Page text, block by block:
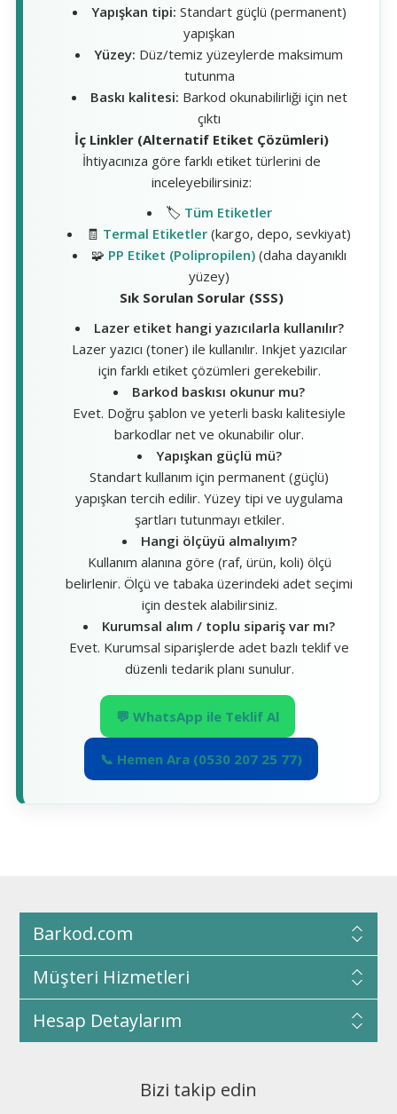
Yapışkan tipi: Standart güçlü (permanent)
yapışkan
Yüzey: Düz/temiz yüzeylerde maksimum
tutunma
Baskı kalitesi: Barkod okunabilirliği için net
çıktı
İç Linkler (Alternatif Etiket Çözümleri)
İhtiyacınıza göre farklı etiket türlerini de
inceleyebilirsiniz:
🏷️ Tüm Etiketler
🧾 Termal Etiketler (kargo, depo, sevkiyat)
🧩 PP Etiket (Polipropilen)(daha dayanıklı
yüzey)
Sık Sorulan Sorular (SSS)
Lazer etiket hangi yazıcılarla kullanılır?
Lazer yazıcı (toner) ile kullanılır. Inkjet yazıcılar
için farklı etiket çözümleri gerekebilir.
Barkod baskısı okunur mu?
Evet. Doğru şablon ve yeterli baskı kalitesiyle
barkodlar net ve okunabilir olur.
Yapışkan güçlü mü?
Standart kullanım için permanent (güçlü)
yapışkan tercih edilir. Yüzey tipi ve uygulama
şartları tutunmayı etkiler.
Hangi ölçüyü almalıyım?
Kullanım alanına göre (raf, ürün, koli) ölçü
belirlenir. Ölçü ve tabaka üzerindeki adet seçimi
için destek alabilirsiniz.
Kurumsal alım / toplu sipariş var mı?
Evet. Kurumsal siparişlerde adet bazlı teklif ve
düzenli tedarik planı sunulur.
💬 WhatsApp ile Teklif Al
📞 Hemen Ara (0530 207 25 77)
Barkod.com
Müşteri Hizmetleri
Hesap Detaylarım
Bizi takip edin